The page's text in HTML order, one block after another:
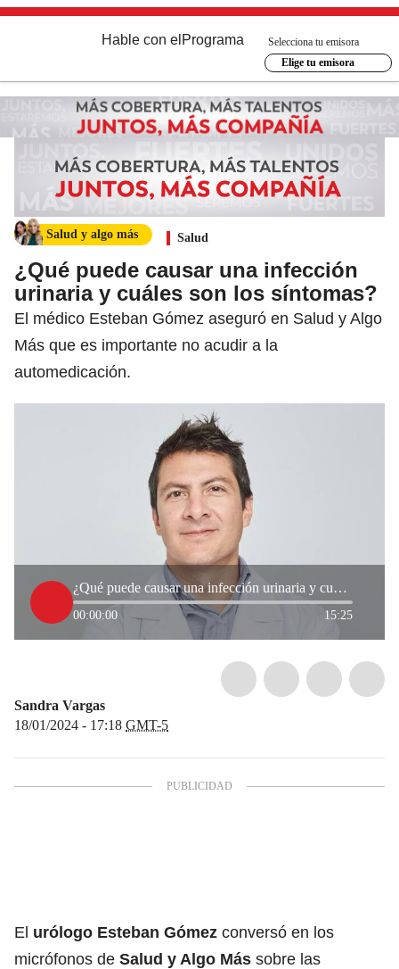
Hable con el Programa
Selecciona tu emisora
Elige tu emisora
Salud y algo más Salud
¿Qué puede causar una infección
urinaria y cuáles son los síntomas?
El médico Esteban Gómez aseguró en Salud y Algo
Más que es importante no acudir a la
automedicación.
¿Qué puede causar una infección urinaria y cuáles son los síntomas?
00:00:00 15:25
Sandra Vargas
18/01/2024 - 17:18 GMT-5
El urólogo Esteban Gómez conversó en los
micrófonos de Salud y Algo Más sobre las